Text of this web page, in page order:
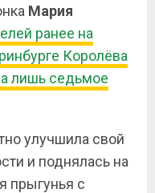
Мария
ранее на
Королёва
лишь седьмое
улучшила свой
и поднялась на
прыгунья с